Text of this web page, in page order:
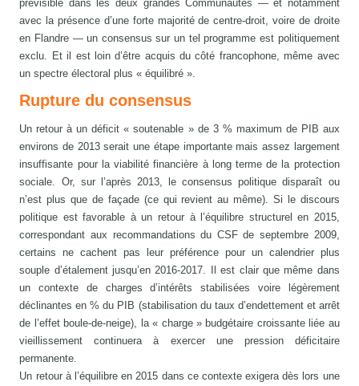
prévisible dans les deux grandes Communautés — et notamment
avec la présence d’une forte majorité de centre-droit, voire de droite
en Flandre — un consensus sur un tel programme est politiquement
exclu. Et il est loin d’être acquis du côté francophone, même avec
un spectre électoral plus « équilibré ».
Rupture du consensus
Un retour à un déficit « soutenable » de 3 % maximum de PIB aux
environs de 2013 serait une étape importante mais assez largement
insuffisante pour la viabilité financière à long terme de la protection
sociale. Or, sur l’après 2013, le consensus politique disparaît ou
n’est plus que de façade (ce qui revient au même). Si le discours
politique est favorable à un retour à l’équilibre structurel en 2015,
correspondant aux recommandations du CSF de septembre 2009,
certains ne cachent pas leur préférence pour un calendrier plus
souple d’étalement jusqu’en 2016-2017. Il est clair que même dans
un contexte de charges d’intérêts stabilisées voire légèrement
déclinantes en % du PIB (stabilisation du taux d’endettement et arrêt
de l’effet boule-de-neige), la « charge » budgétaire croissante liée au
vieillissement continuera à exercer une pression déficitaire
permanente.
Un retour à l’équilibre en 2015 dans ce contexte exigera dès lors une